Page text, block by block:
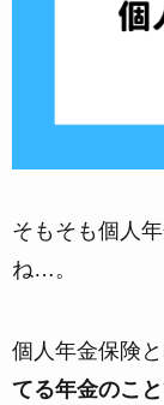
そもそも個人
ね…。
個人年金保険
てる年金のこと